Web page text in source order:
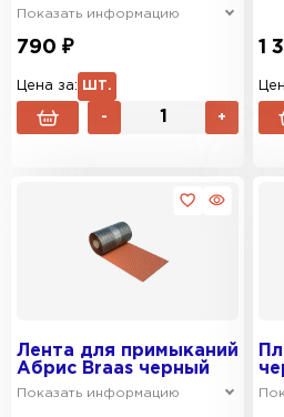
Показать информацию
790 ₽
Цена за: ШТ.
- +
1
Лента для примыканий
Абрис Braas черный
Показать информацию